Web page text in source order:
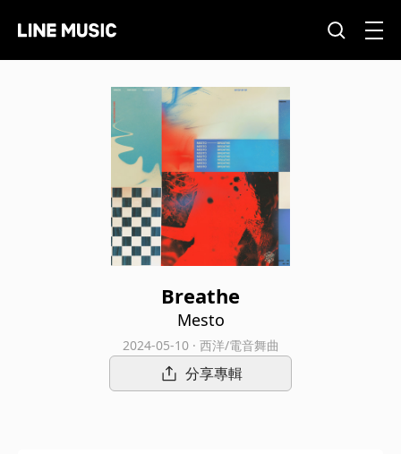
Breathe
Mesto
2024-05-10 · 西洋/電音舞曲
分享專輯